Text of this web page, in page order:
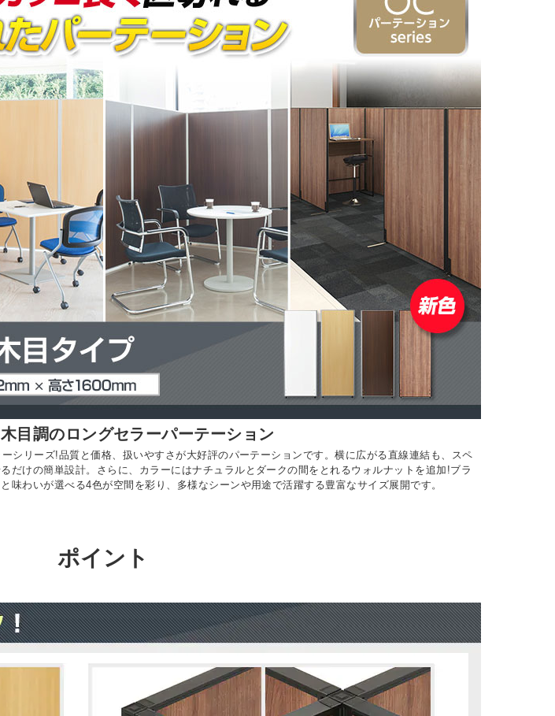
目調のロングセラーパーテーション
シリーズ!品質と価格、扱いやすさが大好評のパーテーションです。横に広がる直線連結も、スペ
だけの簡単設計。さらに、カラーにはナチュラルとダークの間をとれるウォルナットを追加!ブラ
味わいが選べる4色が空間を彩り、多様なシーンや用途で活躍する豊富なサイズ展開です。
ポイント